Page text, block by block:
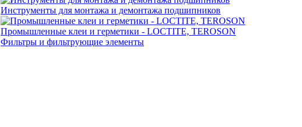
Инструменты для монтажа и демонтажа подшипников
Промышленные клеи и герметики - LOCTITE, TEROSON
Фильтры и фильтрующие элементы